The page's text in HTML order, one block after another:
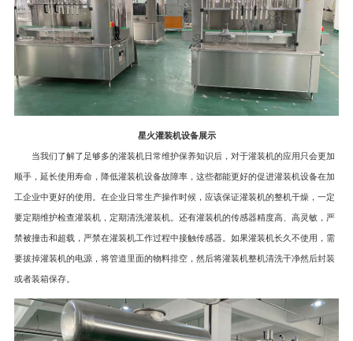
星火灌装机设备展示
当我们了解了足够多的灌装机日常维护保养知识后，对于灌装机的应用只会更加
顺手，延长使用寿命，降低灌装机设备故障率，这些都能更好的促进灌装机设备在加
工企业中更好的使用。在企业日常生产操作时候，应该保证灌装机的整机干燥，一定
要定期维护检查灌装机，定期清洗灌装机。还有灌装机的传感器精度高、高灵敏，严
禁被撞击和超载，严禁在灌装机工作过程中接触传感器。如果灌装机长久不使用，需
要拔掉灌装机的电源，将管道里面的物料排空，然后将灌装机整机清洗干净然后封装
或者装箱保存。